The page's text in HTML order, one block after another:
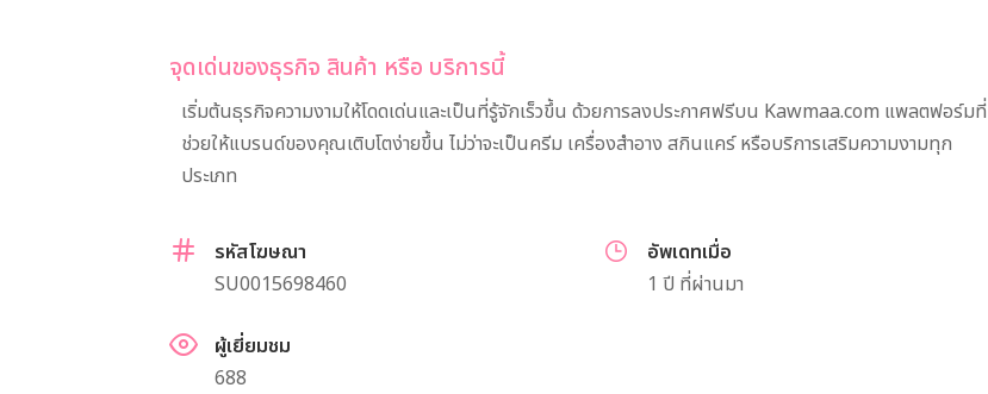
จุดเด่นของธุรกิจ สินค้า หรือ บริการนี้
เริ่มต้นธุรกิจความงามให้โดดเด่นและเป็นที่รู้จักเร็วขึ้น ด้วยการลงประกาศฟรีบน Kawmaa.com แพลตฟอร์มที่
ช่วยให้แบรนด์ของคุณเติบโตง่ายขึ้น ไม่ว่าจะเป็นครีม เครื่องสำอาง สกินแคร์ หรือบริการเสริมความงามทุก
ประเภท
รหัสโฆษณา
SU0015698460
อัพเดทเมื่อ
1 ปี ที่ผ่านมา
ผู้เยี่ยมชม
688